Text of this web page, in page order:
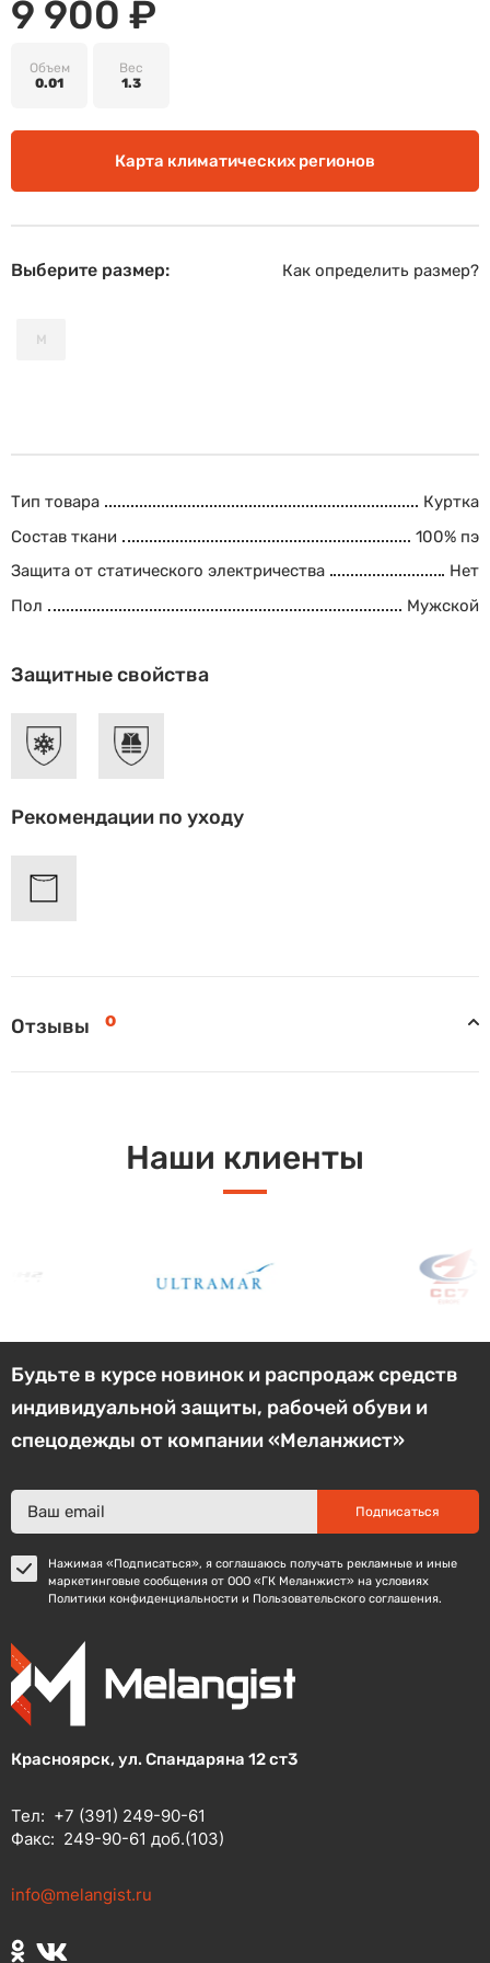
9 900 ₽
Объем
0.01
Вес
1.3
Карта климатических регионов
Выберите размер: Как определить размер?
M
Тип товара
Куртка
Состав ткани
100% пэ
Защита от статического электричества
Нет
Пол
Мужской
Защитные свойства
Рекомендации по уходу
Отзывы 0
Наши клиенты
Будьте в курсе новинок и распродаж средств
индивидуальной защиты, рабочей обуви и
спецодежды от компании «Меланжист»
Подписаться
Нажимая «Подписаться», я соглашаюсь получать рекламные и иные
маркетинговые сообщения от ООО «ГК Меланжист» на условиях
Политики конфиденциальности и Пользовательского соглашения.
Красноярск, ул. Спандаряна 12 ст3
Тел: +7 (391) 249-90-61
Факс: 249-90-61 доб.(103)
info@melangist.ru